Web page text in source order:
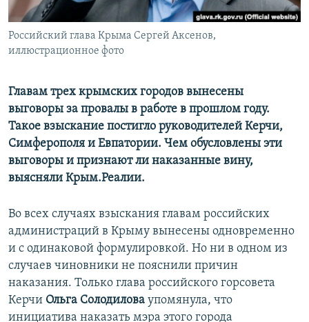
Все сайты RFE/RL
Российский глава Крыма Сергей Аксенов,
иллюстрационное фото
Главам трех крымских городов вынесены
выговоры за провалы в работе в прошлом году.
Такое взыскание постигло руководителей Керчи,
Симферополя и Евпатории. Чем обусловлены эти
выговоры и признают ли наказанные вину,
выясняли Крым.Реалии.
Во всех случаях взыскания главам российских
администраций в Крыму вынесены одновременно
и с одинаковой формулировкой. Но ни в одном из
случаев чиновники не пояснили причин
наказания. Только глава российского горсовета
Керчи Ольга Солодилова упомянула, что
инициатива наказать мэра этого города